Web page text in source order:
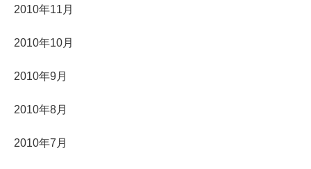
2010年11月
2010年10月
2010年9月
2010年8月
2010年7月